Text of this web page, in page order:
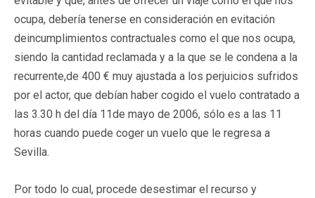
ocupa, debería tenerse en consideración en evitación
deincumplimientos contractuales como el que nos ocupa,
siendo la cantidad reclamada y a la que se le condena a la
recurrente,de 400 € muy ajustada a los perjuicios sufridos
por el actor, que debían haber cogido el vuelo contratado a
las 3.30 h del día 11de mayo de 2006, sólo es a las 11
horas cuando puede coger un vuelo que le regresa a
Sevilla.
Por todo lo cual, procede desestimar el recurso y